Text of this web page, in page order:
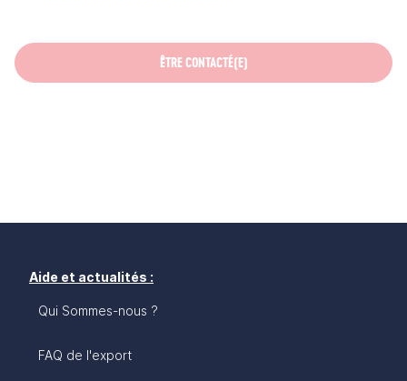
ÊTRE CONTACTÉ(E)
Aide et actualités :
Qui Sommes-nous ?
FAQ de l'export